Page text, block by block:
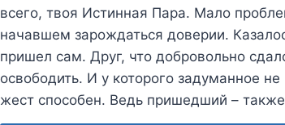
всего, твоя Истинная Пара. Мало
начавшем зарождаться доверии.
пришел сам. Друг, что добровольно
освободить. И у которого задуманное
жест способен. Ведь пришедший –